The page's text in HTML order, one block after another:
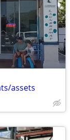
assets